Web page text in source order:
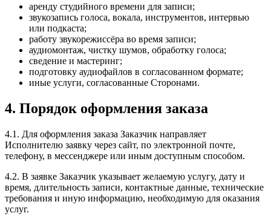
аренду студийного времени для записи;
звукозапись голоса, вокала, инструментов, интервью
или подкаста;
работу звукорежиссёра во время записи;
аудиомонтаж, чистку шумов, обработку голоса;
сведение и мастеринг;
подготовку аудиофайлов в согласованном формате;
иные услуги, согласованные Сторонами.
4. Порядок оформления заказа
4.1. Для оформления заказа Заказчик направляет
Исполнителю заявку через сайт, по электронной почте,
телефону, в мессенджере или иным доступным способом.
4.2. В заявке Заказчик указывает желаемую услугу, дату и
время, длительность записи, контактные данные, технические
требования и иную информацию, необходимую для оказания
услуг.